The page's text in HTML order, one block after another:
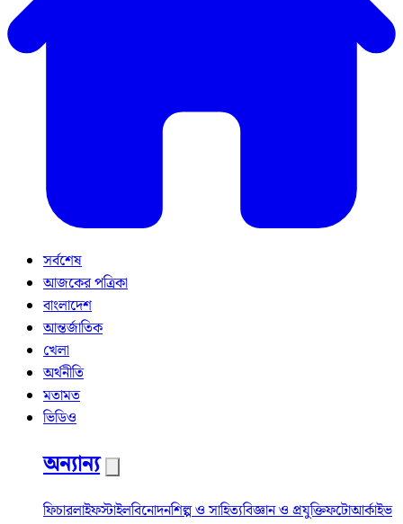
সর্বশেষ
আজকের পত্রিকা
বাংলাদেশ
আন্তর্জাতিক
খেলা
অর্থনীতি
মতামত
ভিডিও
অন্যান্য
ফিচারলাইফস্টাইলবিনোদনশিল্প ও সাহিত্যবিজ্ঞান ও প্রযুক্তিফটোআর্কাইভ